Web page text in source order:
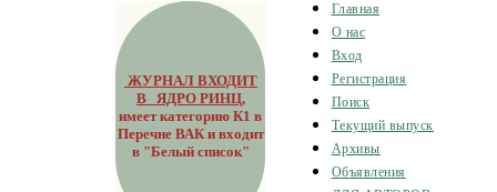
ЖУРНАЛ ВХОДИТ
В ЯДРО РИНЦ,
имеет категорию К1 в
Перечне ВАК и входит
в "Белый список"
Главная
О нас
Вход
Регистрация
Поиск
Текущий выпуск
Архивы
Объявления